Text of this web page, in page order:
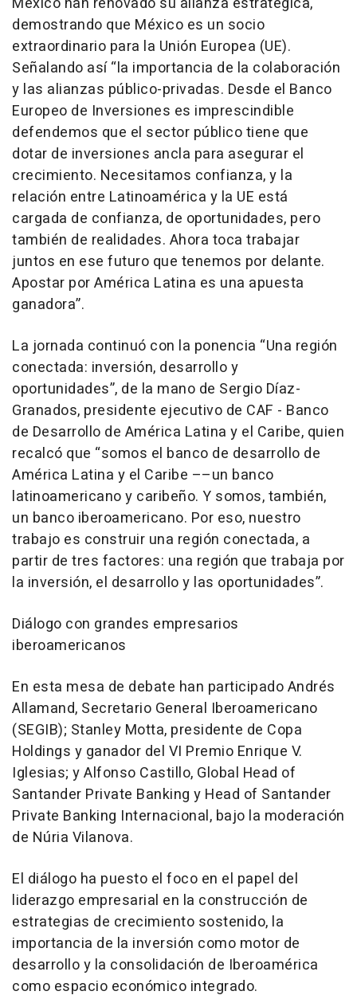
demostrando que México es un socio
extraordinario para la Unión Europea (UE).
Señalando así “la importancia de la colaboración
y las alianzas público-privadas. Desde el Banco
Europeo de Inversiones es imprescindible
defendemos que el sector público tiene que
dotar de inversiones ancla para asegurar el
crecimiento. Necesitamos confianza, y la
relación entre Latinoamérica y la UE está
cargada de confianza, de oportunidades, pero
también de realidades. Ahora toca trabajar
juntos en ese futuro que tenemos por delante.
Apostar por América Latina es una apuesta
ganadora”.
La jornada continuó con la ponencia “Una región
conectada: inversión, desarrollo y
oportunidades”, de la mano de Sergio Díaz-
Granados, presidente ejecutivo de CAF - Banco
de Desarrollo de América Latina y el Caribe, quien
recalcó que “somos el banco de desarrollo de
América Latina y el Caribe ––un banco
latinoamericano y caribeño. Y somos, también,
un banco iberoamericano. Por eso, nuestro
trabajo es construir una región conectada, a
partir de tres factores: una región que trabaja por
la inversión, el desarrollo y las oportunidades”.
Diálogo con grandes empresarios
iberoamericanos
En esta mesa de debate han participado Andrés
Allamand, Secretario General Iberoamericano
(SEGIB); Stanley Motta, presidente de Copa
Holdings y ganador del VI Premio Enrique V.
Iglesias; y Alfonso Castillo, Global Head of
Santander Private Banking y Head of Santander
Private Banking Internacional, bajo la moderación
de Núria Vilanova.
El diálogo ha puesto el foco en el papel del
liderazgo empresarial en la construcción de
estrategias de crecimiento sostenido, la
importancia de la inversión como motor de
desarrollo y la consolidación de Iberoamérica
como espacio económico integrado.